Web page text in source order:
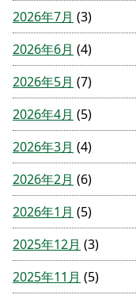
2026年7月 (3)
2026年6月 (4)
2026年5月 (7)
2026年4月 (5)
2026年3月 (4)
2026年2月 (6)
2026年1月 (5)
2025年12月 (3)
2025年11月 (5)